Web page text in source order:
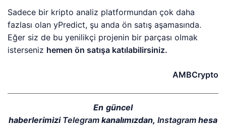
Sadece bir kripto analiz platformundan çok daha
fazlası olan yPredict, şu anda ön satış aşamasında.
Eğer siz de bu yenilikçi projenin bir parçası olmak
isterseniz hemen ön satışa katılabilirsiniz.
AMBCrypto
En güncel
haberlerimizi Telegramkanalımızdan,Instagram hesa